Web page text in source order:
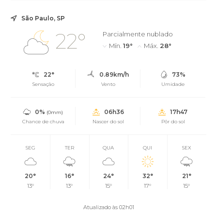
São Paulo, SP
22°
Parcialmente nublado
Mín. 19° Máx. 28°
22°
Sensação
0.89km/h
Vento
73%
Umidade
0% (0mm)
Chance de chuva
06h36
Nascer do sol
17h47
Pôr do sol
SEG
20°
13°
TER
16°
13°
QUA
24°
15°
QUI
32°
17°
SEX
21°
15°
Atualizado às 02h01